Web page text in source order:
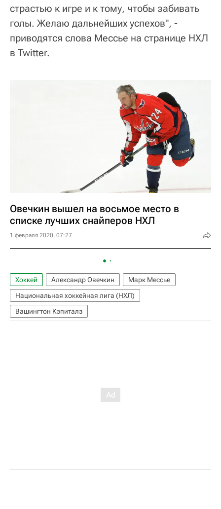
страстью к игре и к тому, чтобы забивать
голы. Желаю дальнейших успехов", -
приводятся слова Мессье на странице НХЛ
в Twitter.
Овечкин вышел на восьмое место в
списке лучших снайперов НХЛ
1 февраля 2020, 07:27
Хоккей Александр Овечкин
Марк Мессье
Национальная хоккейная лига (НХЛ)
Вашингтон Кэпиталз